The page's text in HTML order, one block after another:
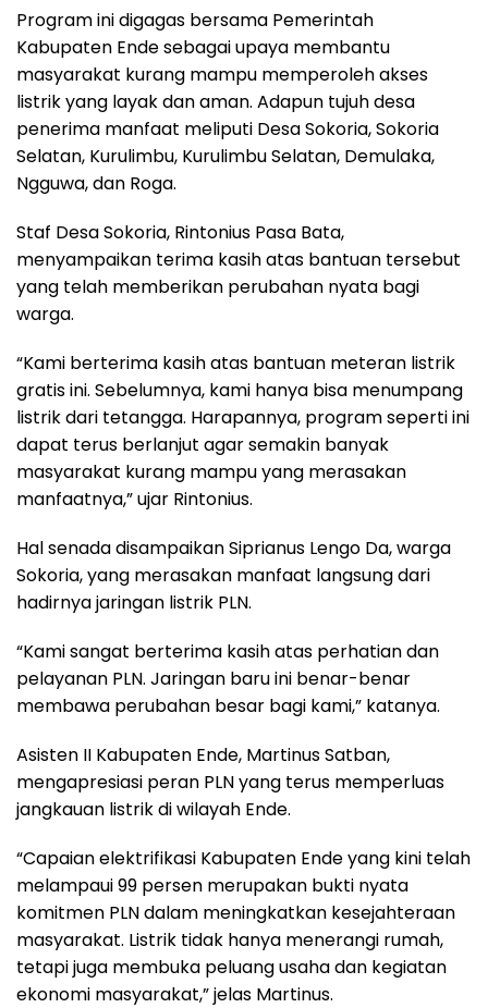
Program ini digagas bersama Pemerintah
Kabupaten Ende sebagai upaya membantu
masyarakat kurang mampu memperoleh akses
listrik yang layak dan aman. Adapun tujuh desa
penerima manfaat meliputi Desa Sokoria, Sokoria
Selatan, Kurulimbu, Kurulimbu Selatan, Demulaka,
Ngguwa, dan Roga.
Staf Desa Sokoria, Rintonius Pasa Bata,
menyampaikan terima kasih atas bantuan tersebut
yang telah memberikan perubahan nyata bagi
warga.
“Kami berterima kasih atas bantuan meteran listrik
gratis ini. Sebelumnya, kami hanya bisa menumpang
listrik dari tetangga. Harapannya, program seperti ini
dapat terus berlanjut agar semakin banyak
masyarakat kurang mampu yang merasakan
manfaatnya,” ujar Rintonius.
Hal senada disampaikan Siprianus Lengo Da, warga
Sokoria, yang merasakan manfaat langsung dari
hadirnya jaringan listrik PLN.
“Kami sangat berterima kasih atas perhatian dan
pelayanan PLN. Jaringan baru ini benar-benar
membawa perubahan besar bagi kami,” katanya.
Asisten II Kabupaten Ende, Martinus Satban,
mengapresiasi peran PLN yang terus memperluas
jangkauan listrik di wilayah Ende.
“Capaian elektrifikasi Kabupaten Ende yang kini telah
melampaui 99 persen merupakan bukti nyata
komitmen PLN dalam meningkatkan kesejahteraan
masyarakat. Listrik tidak hanya menerangi rumah,
tetapi juga membuka peluang usaha dan kegiatan
ekonomi masyarakat,” jelas Martinus.